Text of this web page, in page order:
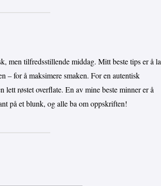
men tilfredsstillende middag. Mitt beste tips er å la
– for å maksimere smaken. For en autentisk
røstet overflate. En av mine beste minner er å
på et blunk, og alle ba om oppskriften!